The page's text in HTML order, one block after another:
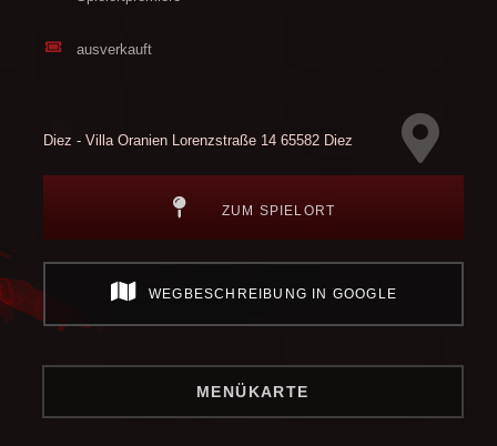
ausverkauft
Diez - Villa OranienLorenzstraße 14 65582 Diez
ZUM SPIELORT
WEGBESCHREIBUNG IN GOOGLE
MENÜKARTE